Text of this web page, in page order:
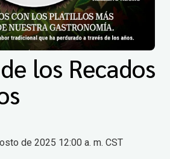
los Recados
de 2025 12:00 a. m. CST